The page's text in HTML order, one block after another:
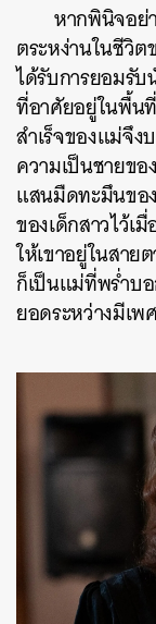
หากพินิจอย่
ตระหง่านในชีวิต
ได้รับการยอมรับ
ที่อาศัยอยู่ในพื้น
สำเร็จของแม่จึง
ความเป็นชายข
แสนมืดทะมึนขอ
ของเด็กสาวไว้เ
ให้เขาอยู่ในสาย
ก็เป็นแม่ที่พร่ำบ
ยอดระหว่างมีเ